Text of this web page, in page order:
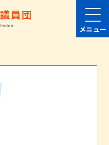
メニュー